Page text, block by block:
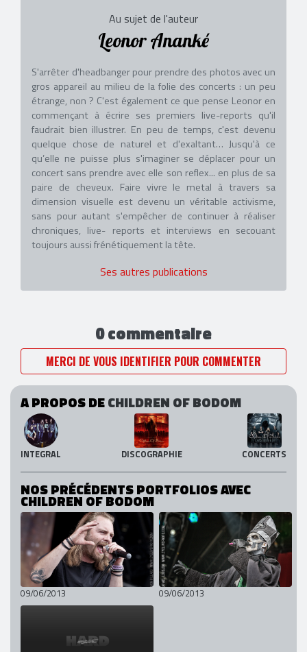
Au sujet de l'auteur
Leonor Ananké
S'arrêter d'headbanger pour prendre des photos avec un
gros appareil au milieu de la folie des concerts : un peu
étrange, non ? C'est également ce que pense Leonor en
commençant à écrire ses premiers live-reports qu'il
faudrait bien illustrer. En peu de temps, c'est devenu
quelque chose de naturel et d'exaltant… Jusqu'à ce
qu’elle ne puisse plus s'imaginer se déplacer pour un
concert sans prendre avec elle son reflex... en plus de sa
paire de cheveux. Faire vivre le metal à travers sa
dimension visuelle est devenu un véritable activisme,
sans pour autant s'empêcher de continuer à réaliser
chroniques, live- reports et interviews en secouant
toujours aussi frénétiquement la tête.
Ses autres publications
0 commentaire
MERCI DE VOUS IDENTIFIER POUR COMMENTER
A PROPOS DECHILDREN OF BODOM
INTEGRAL DISCOGRAPHIE CONCERTS
NOS PRÉCÉDENTS PORTFOLIOS AVEC
CHILDREN OF BODOM
09/06/2013 09/06/2013